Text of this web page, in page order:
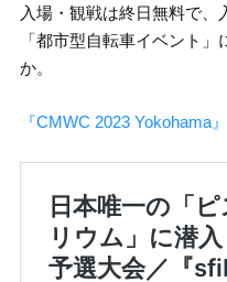
入場・観戦は終日無料で、
「都市型自転車イベント
か。
『CMWC 2023 Yokohama